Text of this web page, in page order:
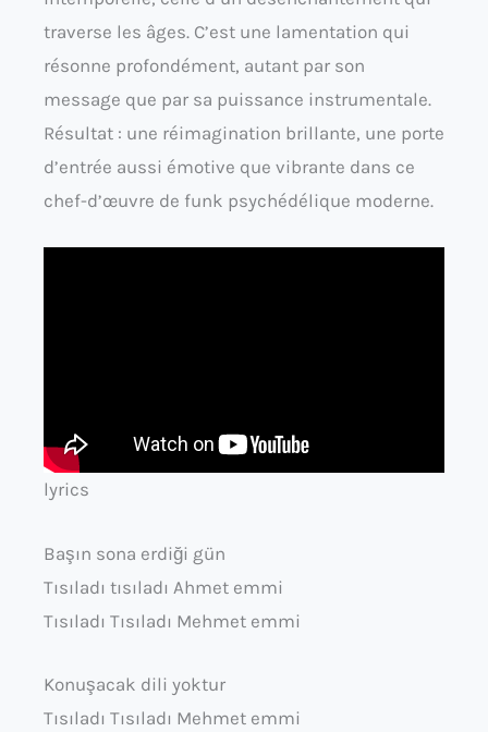
traverse les âges. C’est une lamentation qui
résonne profondément, autant par son
message que par sa puissance instrumentale.
Résultat : une réimagination brillante, une porte
d’entrée aussi émotive que vibrante dans ce
chef-d’œuvre de funk psychédélique moderne.
lyrics
Başın sona erdiği gün
Tısıladı tısıladı Ahmet emmi
Tısıladı Tısıladı Mehmet emmi
Konuşacak dili yoktur
Tısıladı Tısıladı Mehmet emmi